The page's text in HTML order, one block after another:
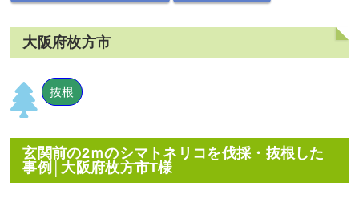
大阪府枚方市
抜根
玄関前の2ｍのシマトネリコを伐採・抜根した
事例│大阪府枚方市T様